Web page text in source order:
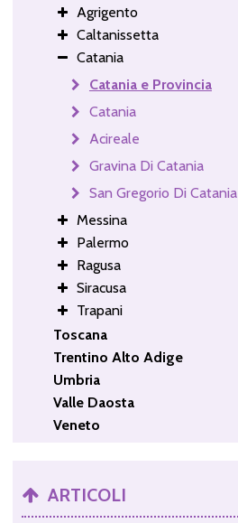
Agrigento
Caltanissetta
Catania
Catania e Provincia
Catania
Acireale
Gravina Di Catania
San Gregorio Di Catania
Messina
Palermo
Ragusa
Siracusa
Trapani
Toscana
Trentino Alto Adige
Umbria
Valle Daosta
Veneto
ARTICOLI